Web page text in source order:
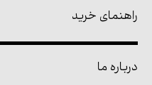
راهنمای خرید
درباره ما